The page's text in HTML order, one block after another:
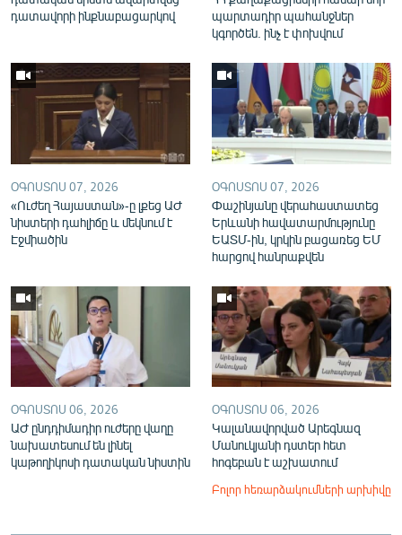
English
ՀԵՏԵՎԵՔ ՄԵԶ
«Ազատության» բոլոր կայքերը
դատավորի ինքնաբացարկով
պարտադիր պահանջներ
կգործեն. ինչ է փոխվում
ՕԳՈՍՏՈՍ 07, 2026
«Ուժեղ Հայաստան»-ը լքեց ԱԺ
նիստերի դահլիճը և մեկնում է
Էջմիածին
ՕԳՈՍՏՈՍ 07, 2026
Փաշինյանը վերահաստատեց
Երևանի հավատարմությունը
ԵԱՏՄ-ին, կրկին բացառեց ԵՄ
հարցով հանրաքվեն
ՕԳՈՍՏՈՍ 06, 2026
ԱԺ ընդդիմադիր ուժերը վաղը
նախատեսում են լինել
կաթողիկոսի դատական նիստին
ՕԳՈՍՏՈՍ 06, 2026
Կալանավորված Արեգնազ
Մանուկյանի դստեր հետ
հոգեբան է աշխատում
Բոլոր հեռարձակումների արխիվը